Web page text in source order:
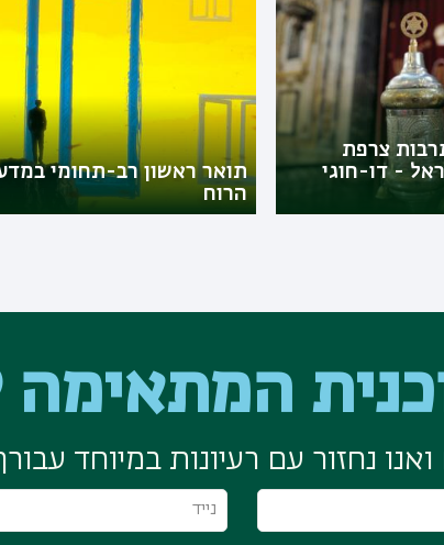
צרפת
- דו-חוגי
תואר ראשון רב-תחומי
הרוח
המתאימה
נחזור עם רעיונות במיוחד